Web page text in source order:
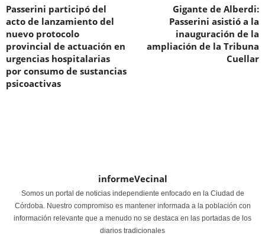
Passerini participó del
acto de lanzamiento del
nuevo protocolo
provincial de actuación en
urgencias hospitalarias
por consumo de sustancias
psicoactivas
Gigante de Alberdi:
Passerini asistió a la
inauguración de la
ampliación de la Tribuna
Cuellar
informeVecinal
Somos un portal de noticias independiente enfocado en la Ciudad de
Córdoba. Nuestro compromiso es mantener informada a la población con
información relevante que a menudo no se destaca en las portadas de los
diarios tradicionales